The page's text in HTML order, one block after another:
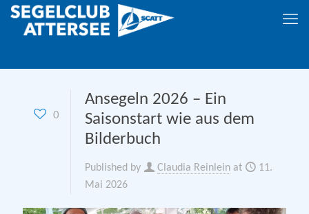
0
Ansegeln 2026 – Ein
Saisonstart wie aus dem
Bilderbuch
Published by Claudia Reinlein at
11.
Mai 2026